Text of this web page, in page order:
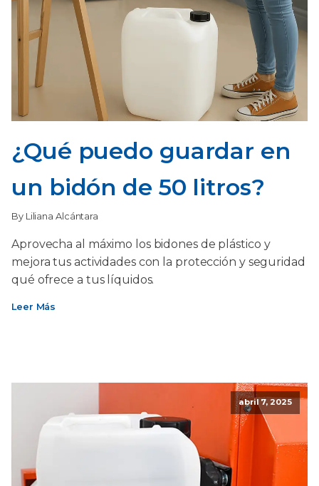
¿Qué puedo guardar en
un bidón de 50 litros?
By Liliana Alcántara
Aprovecha al máximo los bidones de plástico y
mejora tus actividades con la protección y seguridad
qué ofrece a tus líquidos.
Leer Más
abril 7, 2025